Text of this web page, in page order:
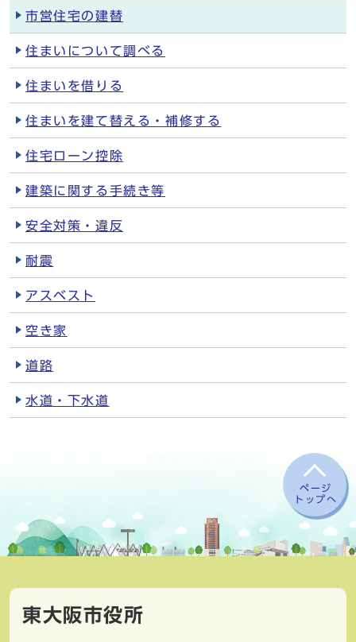
市営住宅の建替
住まいについて調べる
住まいを借りる
住まいを建て替える・補修する
住宅ローン控除
建築に関する手続き等
安全対策・違反
耐震
アスベスト
空き家
道路
水道・下水道
ページ
トップへ
東大阪市役所